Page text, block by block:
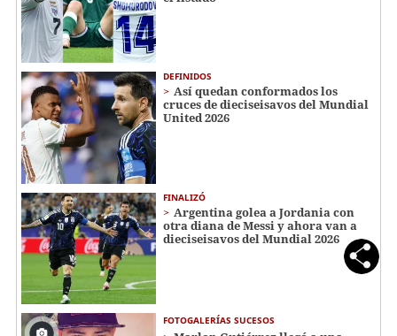
DEFINIDOS
Así quedan conformados los
cruces de dieciseisavos del Mundial
United 2026
FINALIZÓ
Argentina golea a Jordania con
otra diana de Messi y ahora van a
dieciseisavos del Mundial 2026
FOTOGALERÍAS SUCESOS